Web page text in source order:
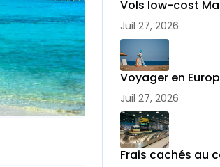
Vols low-cost
Juil 27, 2026
Voyager en
Juil 27, 2026
Frais cachés au